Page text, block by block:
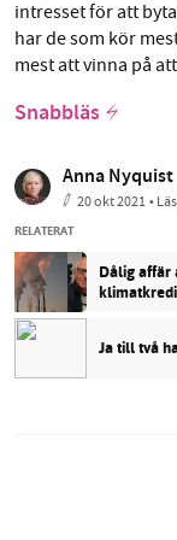
intresset för att
har de som kör
mest att vinna på
Snabbläs
Anna Nyquist
20 okt 2021•
RELATERAT
Dålig affär
Ja till två